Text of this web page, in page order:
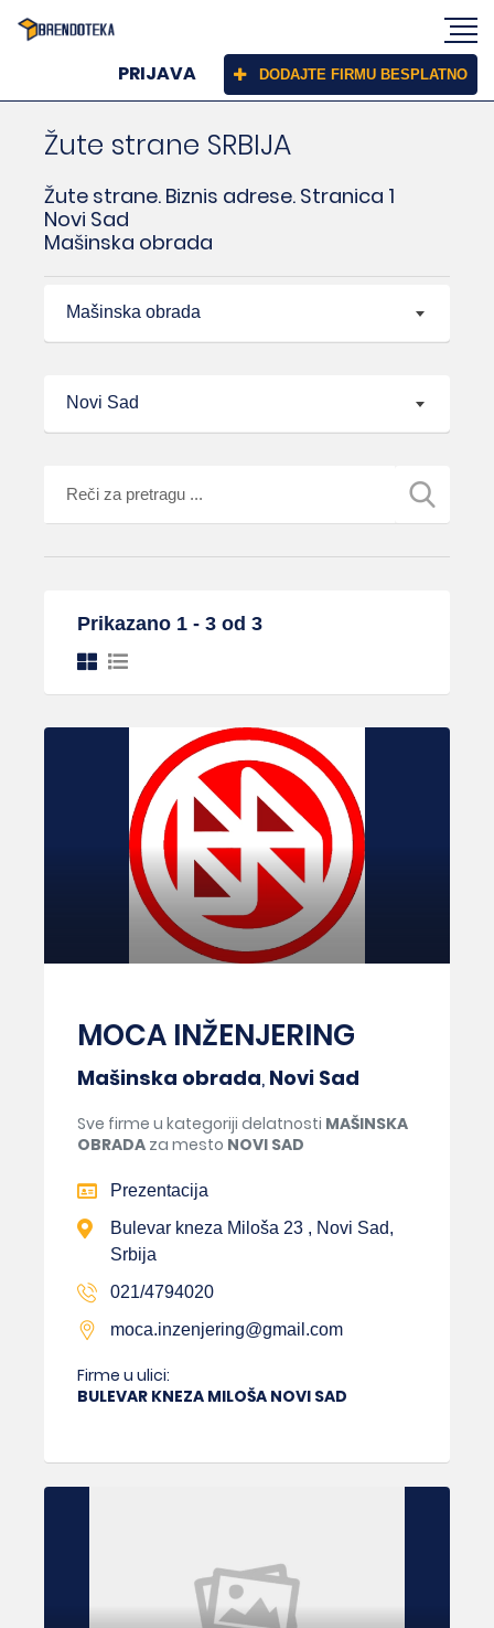
PRIJAVA DODAJTE FIRMU BESPLATNO
Žute strane SRBIJA
Žute strane. Biznis adrese. Stranica 1
Novi Sad
Mašinska obrada
Mašinska obrada
Novi Sad
Prikazano 1 - 3 od 3
MOCA INŽENJERING
Mašinska obrada, Novi Sad
Sve firme u kategoriji delatnosti MAŠINSKA
OBRADA za mesto NOVI SAD
Prezentacija
Bulevar kneza Miloša 23 , Novi Sad,
Srbija
021/4794020
moca.inzenjering@gmail.com
Firme u ulici:
BULEVAR KNEZA MILOŠA NOVI SAD